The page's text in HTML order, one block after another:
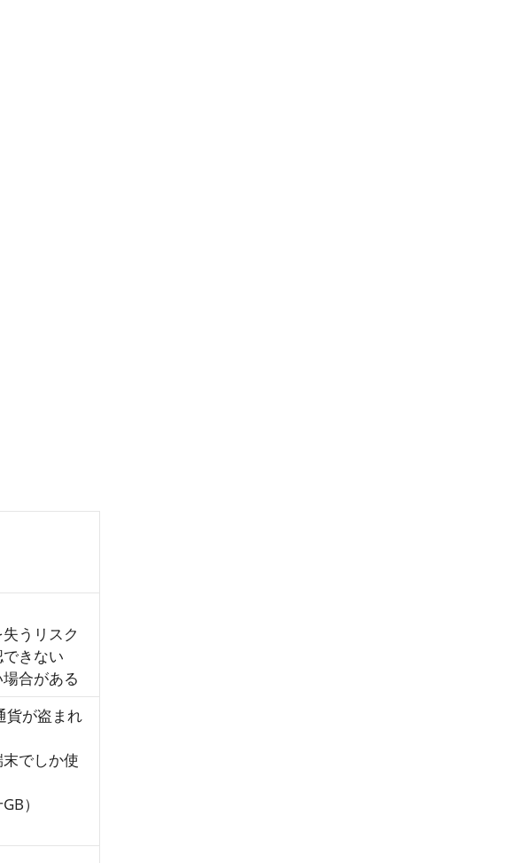
うリスク
きない
合がある
貨が盗まれ
でしか使
）